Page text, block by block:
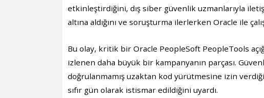
etkinleştirdiğini, dış siber güvenlik uzmanlarıyla
altına aldığını ve soruşturma ilerlerken Oracle ile
Bu olay, kritik bir Oracle PeopleSoft PeopleTools
izlenen daha büyük bir kampanyanın parçası.
doğrulanmamış uzaktan kod yürütmesine izin
sıfır gün olarak istismar edildiğini uyardı.